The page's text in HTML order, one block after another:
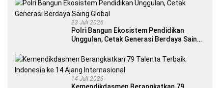
23 Juli 2026
Polri Bangun Ekosistem Pendidikan
Unggulan, Cetak Generasi Berdaya Saing
14 Juli 2026
Kemendikdasmen Berangkatkan 79